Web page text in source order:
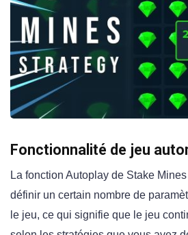
Fonctionnalité de jeu
La fonction Autoplay de Stake
définir un certain nombre de
le jeu, ce qui signifie que le jeu